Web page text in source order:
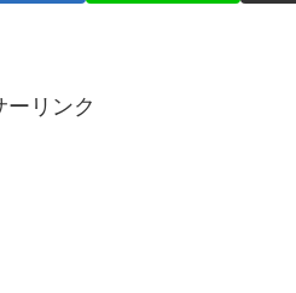
ーリンク